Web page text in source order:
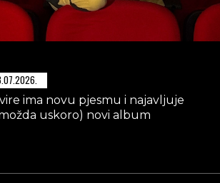
ima novu pjesmu i najavljuje
uskoro) novi album